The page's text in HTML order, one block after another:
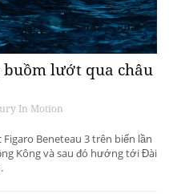
buồm lướt qua châu
In Motion
Beneteau 3 trên biển lần
Kông và sau đó hướng tới Đài